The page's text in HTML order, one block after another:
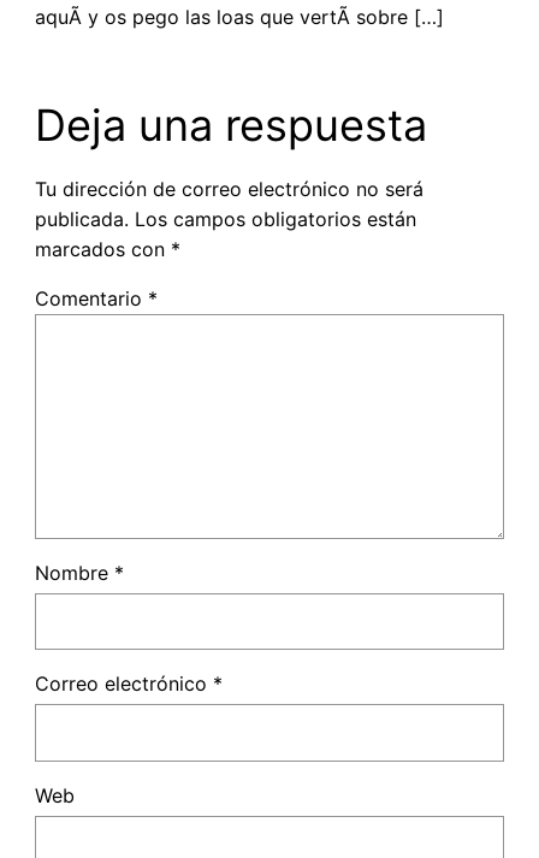
aquÃ­ y os pego las loas que vertÃ­ sobre […]
Deja una respuesta
Tu dirección de correo electrónico no será
publicada. Los campos obligatorios están
marcados con *
Comentario *
Nombre *
Correo electrónico *
Web